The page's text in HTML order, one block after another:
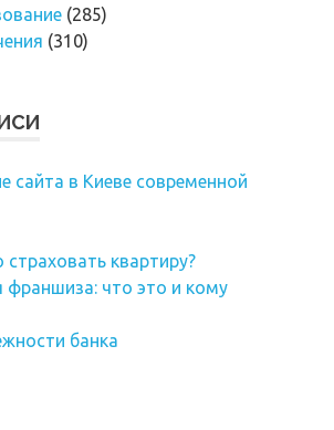
(285)
(310)
сайта в Киеве современной
квартиру?
франшиза: что это и кому
банка